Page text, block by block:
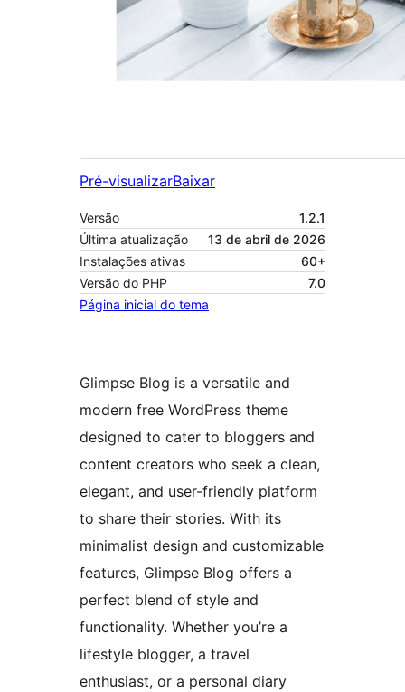
Pré-visualizarBaixar
Versão
1.2.1
Última atualização
13 de abril de 2026
Instalações ativas
60+
Versão do PHP
7.0
Página inicial do tema
Glimpse Blog is a versatile and
modern free WordPress theme
designed to cater to bloggers and
content creators who seek a clean,
elegant, and user-friendly platform
to share their stories. With its
minimalist design and customizable
features, Glimpse Blog offers a
perfect blend of style and
functionality. Whether you’re a
lifestyle blogger, a travel
enthusiast, or a personal diary